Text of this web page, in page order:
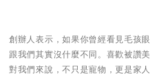
創辦人表示，如果你曾經看見毛孩
跟我們其實沒什麼不同。喜歡被讚
對我們來說，不只是寵物，更是家